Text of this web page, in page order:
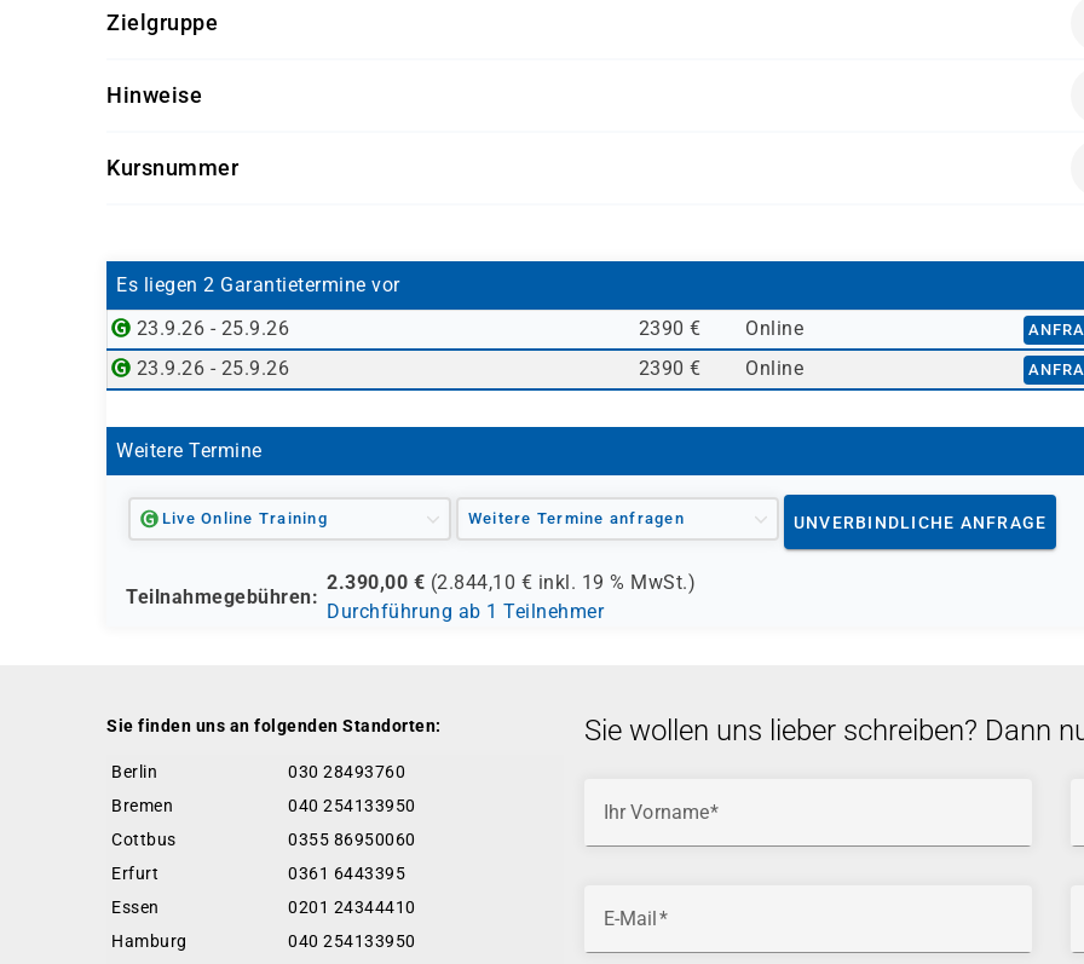
Grundkenntnisse in der Bedienung von SAP
Basiswissen im Finanzwesen oder Controlling
Zielgruppe
Mitarbeiter aus Finanzwesen, Controlling oder Anlagenbuchhaltung
Verantwortliche für Planung und Kontrolle von Investitionen
Hinweise
Kursnummer
Es liegen 2 Garantietermine vor
23.9.26 - 25.9.26
2390 € Online
23.9.26 - 25.9.26 2390 € Online
Weitere Termine
Live Online Training Weitere Termine anfragen UNVERBINDLICHE ANFRAGE
Teilnahmegebühren:
2.390,00 € (2.844,10 € inkl. 19 % MwSt.)
Durchführung ab 1 Teilnehmer
Sie finden uns an folgenden Standorten:
Berlin
030 28493760
Bremen
040 254133950
Cottbus
0355 86950060
Erfurt
0361 6443395
Essen
0201 24344410
Hamburg
040 254133950
Sie wollen uns lieber schreiben? Dann
Ihr Vorname
E-Mail